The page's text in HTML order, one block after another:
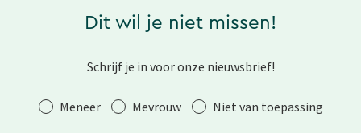
Dit wil je niet missen!
Schrijf je in voor onze nieuwsbrief!
AanhefMeneer Mevrouw Niet van toepassing